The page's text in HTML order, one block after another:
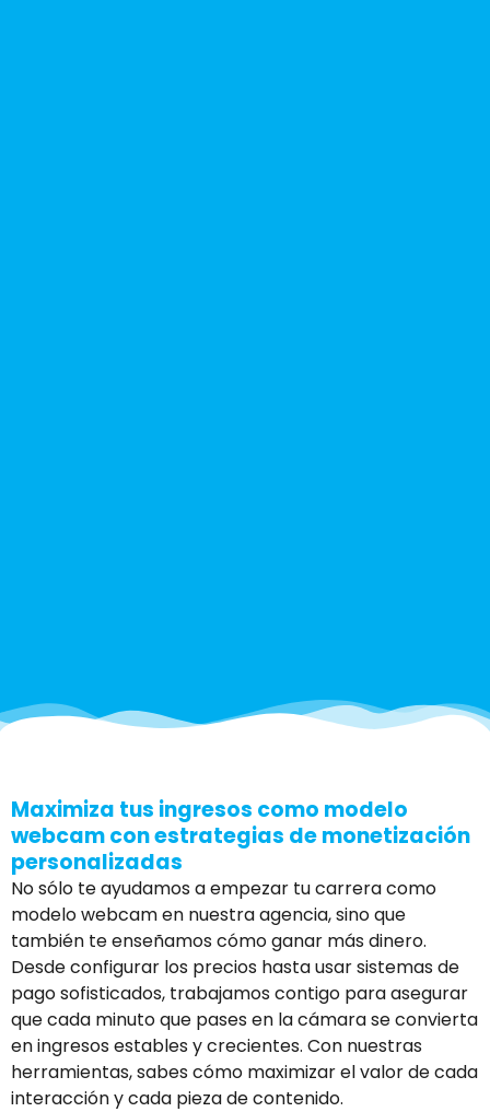
Maximiza tus ingresos como modelo
webcam con estrategias de monetización
personalizadas
No sólo te ayudamos a empezar tu carrera como
modelo webcam en nuestra agencia, sino que
también te enseñamos cómo ganar más dinero.
Desde configurar los precios hasta usar sistemas de
pago sofisticados, trabajamos contigo para asegurar
que cada minuto que pases en la cámara se convierta
en ingresos estables y crecientes. Con nuestras
herramientas, sabes cómo maximizar el valor de cada
interacción y cada pieza de contenido.